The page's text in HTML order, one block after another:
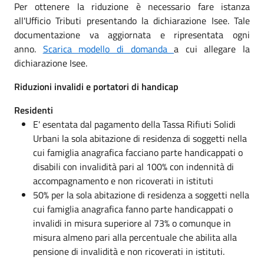
Per ottenere la riduzione è necessario fare istanza
all'Ufficio Tributi presentando la dichiarazione Isee. Tale
documentazione va aggiornata e ripresentata ogni
anno. Scarica modello di domandaa cui allegare la
dichiarazione Isee.
Riduzioni invalidi e portatori di handicap
Residenti
E' esentata dal pagamento della Tassa Rifiuti Solidi
Urbani la sola abitazione di residenza di soggetti nella
cui famiglia anagrafica facciano parte handicappati o
disabili con invalidità pari al 100% con indennità di
accompagnamento e non ricoverati in istituti
50% per la sola abitazione di residenza a soggetti nella
cui famiglia anagrafica fanno parte handicappati o
invalidi in misura superiore al 73% o comunque in
misura almeno pari alla percentuale che abilita alla
pensione di invalidità e non ricoverati in istituti.